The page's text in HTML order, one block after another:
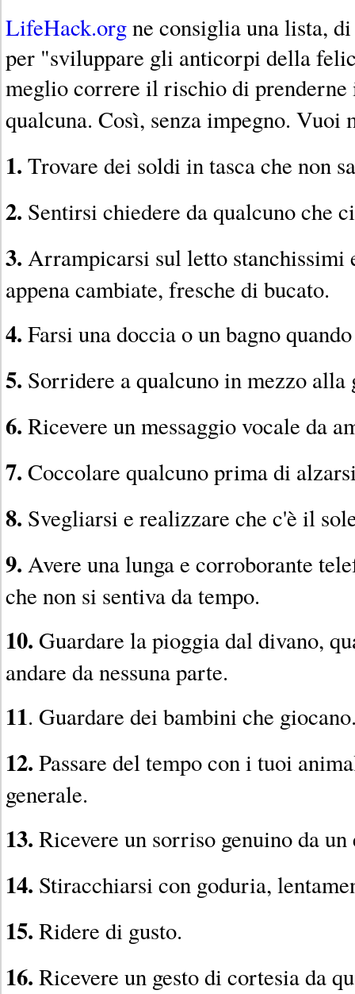
LifeHack.orgne consiglia una lista,
per "sviluppare gli anticorpi della
meglio correre il rischio di prenderne
qualcuna. Così, senza impegno. Vuoi
1. Trovare dei soldi in tasca che non
2. Sentirsi chiedere da qualcuno che
3. Arrampicarsi sul letto stanchissimi
appena cambiate, fresche di bucato.
4. Farsi una doccia o un bagno
5. Sorridere a qualcuno in mezzo alla
6. Ricevere un messaggio vocale da
7. Coccolare qualcuno prima di
8. Svegliarsi e realizzare che c'è il
9. Avere una lunga e corroborante
che non si sentiva da tempo.
10. Guardare la pioggia dal divano,
andare da nessuna parte.
11. Guardare dei bambini che
12. Passare del tempo con i tuoi
generale.
13. Ricevere un sorriso genuino da un
14. Stiracchiarsi con goduria,
15. Ridere di gusto.
16. Ricevere un gesto di cortesia da